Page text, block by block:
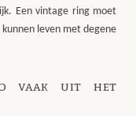
Een vintage ring moet
leven met degene
vaak uit het